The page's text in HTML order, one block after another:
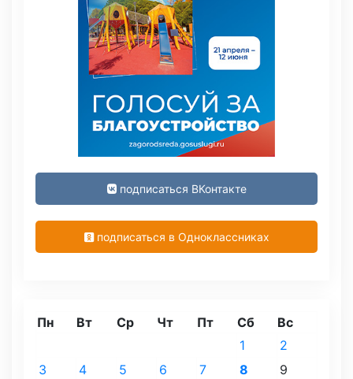
подписаться ВКонтакте
подписаться в Одноклассниках
Пн Вт Ср Чт Пт Сб Вс
1
2
3
4 5 6 7 8
9